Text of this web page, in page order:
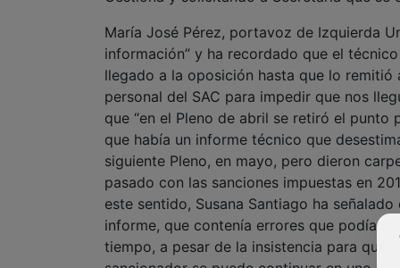
María José Pérez, portavoz de Izquierda
información” y ha recordado que el
llegado a la oposición hasta que lo
personal del SAC para impedir que nos
que “en el Pleno de abril se retiró el punto
que había un informe técnico que
siguiente Pleno, en mayo, pero dieron
pasado con las sanciones impuestas en
este sentido, Susana Santiago ha
informe, que contenía errores que podían
tiempo, a pesar de la insistencia para que